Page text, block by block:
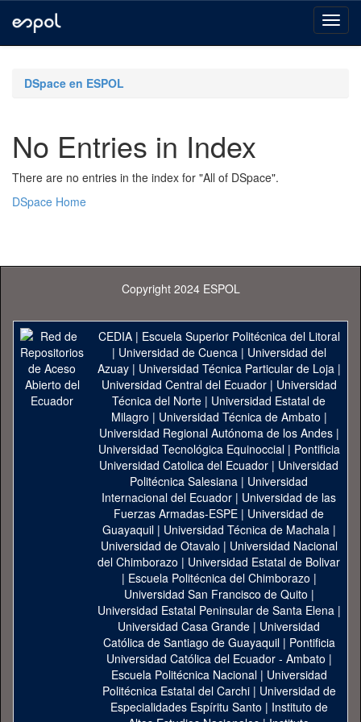
navigationDSpace en ESPOL
No Entries in Index
There are no entries in the index for "All of DSpace".
DSpace Home
Copyright 2024 ESPOL
CEDIA| Escuela Superior Politécnica del Litoral
| Universidad de Cuenca| Universidad del
Azuay| Universidad Técnica Particular de Loja|
Universidad Central del Ecuador| Universidad
Técnica del Norte | Universidad Estatal de
Milagro | Universidad Técnica de Ambato |
Universidad Regional Autónoma de los Andes|
Universidad Tecnológica Equinoccial| Pontificia
Universidad Catolica del Ecuador | Universidad
Politécnica Salesiana | Universidad
Internacional del Ecuador | Universidad de las
Fuerzas Armadas-ESPE | Universidad de
Guayaquil| Universidad Técnica de Machala|
Universidad de Otavalo | Universidad Nacional
del Chimborazo | Universidad Estatal de Bolivar
| Escuela Politécnica del Chimborazo |
Universidad San Francisco de Quito |
Universidad Estatal Peninsular de Santa Elena|
Universidad Casa Grande | Universidad
Católica de Santiago de Guayaquil| Pontificia
Universidad Católica del Ecuador - Ambato |
Escuela Politécnica Nacional| Universidad
Politécnica Estatal del Carchi| Universidad de
Especialidades Espíritu Santo | Instituto de